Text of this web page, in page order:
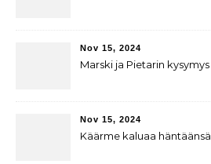
Nov 15, 2024
Marski ja Pietarin kysymys
Nov 15, 2024
Käärme kaluaa häntäänsä